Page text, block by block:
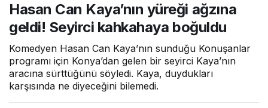
kahkahaya boğuldu
Hasan Can Kaya’nın yüreği ağzına
geldi! Seyirci kahkahaya boğuldu
Komedyen Hasan Can Kaya’nın sunduğu Konuşanlar
programı için Konya’dan gelen bir seyirci Kaya’nın
aracına sürttüğünü söyledi. Kaya, duydukları
karşısında ne diyeceğini bilemedi.